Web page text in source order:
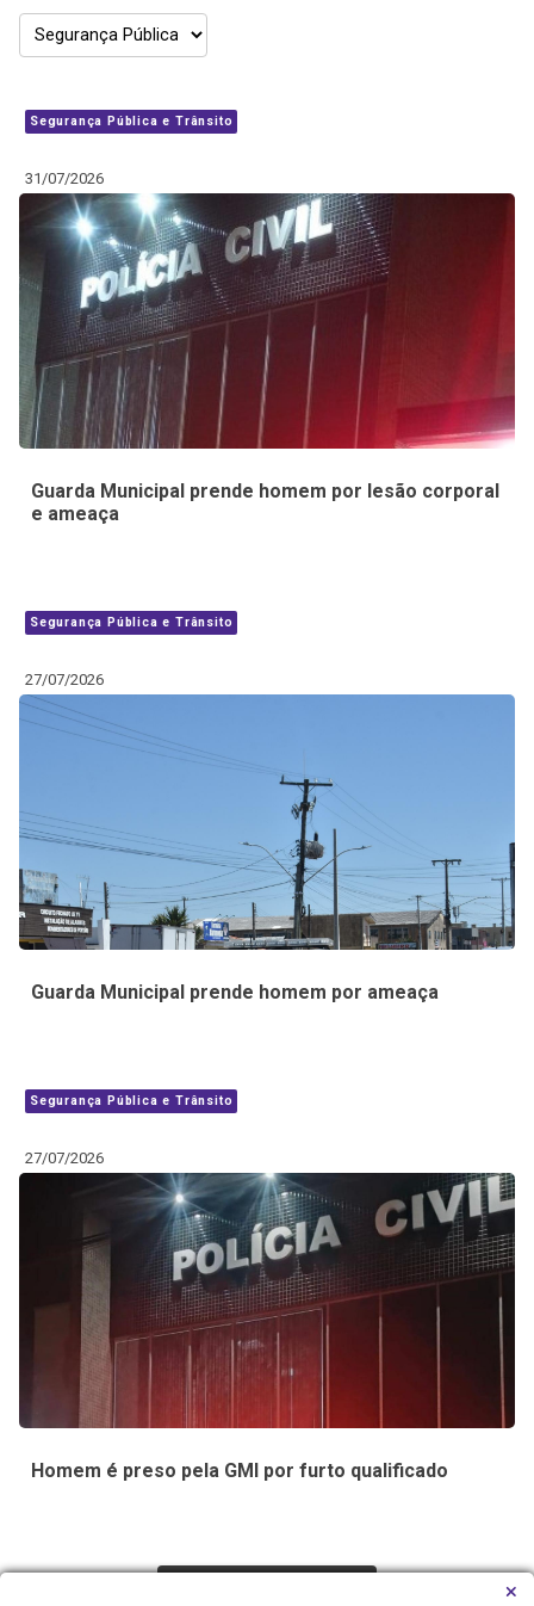
Segurança Pública e Trânsito
31/07/2026
Guarda Municipal prende homem por lesão corporal
e ameaça
Segurança Pública e Trânsito
27/07/2026
Guarda Municipal prende homem por ameaça
Segurança Pública e Trânsito
27/07/2026
Homem é preso pela GMI por furto qualificado